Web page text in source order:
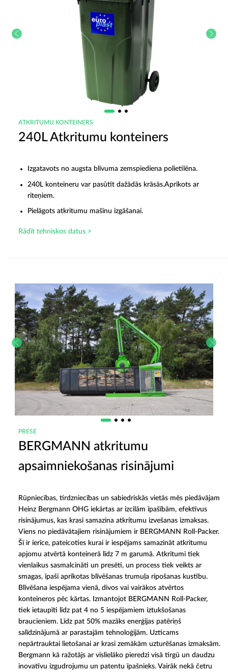
ATKRITUMU KONTEINERS
240L Atkritumu konteiners
Izgatavots no augsta blīvuma zemspiediena polietilēna.
240L konteineru var pasūtīt dažādās krāsās.Aprīkots ar
riteņiem.
Pielāgots atkritumu mašīnu izgāšanai.
Rādīt tehniskos datus >
PRESE
BERGMANN atkritumu
apsaimniekošanas risinājumi
Rūpniecības, tirdzniecības un sabiedriskās vietās mēs piedāvājam
Heinz Bergmann OHG iekārtas ar izcilām īpašībām, efektīvus
risinājumus, kas krasi samazina atkritumu izvešanas izmaksas.
Viens no piedāvātajiem risinājumiem ir BERGMANN Roll-Packer.
Šī ir ierīce, pateicoties kurai ir iespējams samazināt atkritumu
apjomu atvērtā konteinerā līdz 7 m garumā. Atkritumi tiek
vienlaikus sasmalcināti un presēti, un process tiek veikts ar
smagas, īpaši aprīkotas blīvēšanas trumuļa ripošanas kustību.
Blīvēšana iespējama vienā, divos vai vairākos atvērtos
konteineros pēc kārtas. Izmantojot BERGMANN Roll-Packer,
tiek ietaupīti līdz pat 4 no 5 iespējamiem iztukšošanas
braucieniem. Līdz pat 50% mazāks enerģijas patēriņš
salīdzinājumā ar parastajām tehnoloģijām. Uzticams
nepārtrauktai lietošanai ar krasi zemākām uzturēšanas izmaksām.
Bergmann kā ražotājs ar vislielāko pieredzi visā tirgū un daudzu
inovatīvu izgudrojumu un patentu īpašnieks. Vairāk nekā četru